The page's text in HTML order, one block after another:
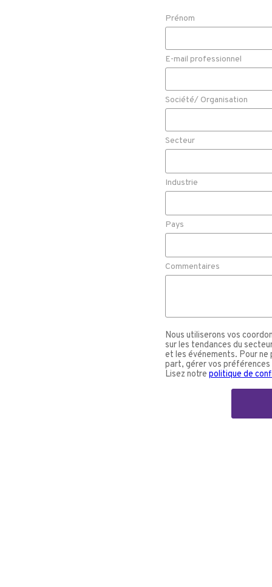
Prénom
E-mail professionnel
Société/ Organisation
Secteur
Industrie
Pays
Commentaires
Nous utiliserons vos
sur les tendances du
et les événements. Pour ne
part, gérer vos préférences
Lisez notre politique de